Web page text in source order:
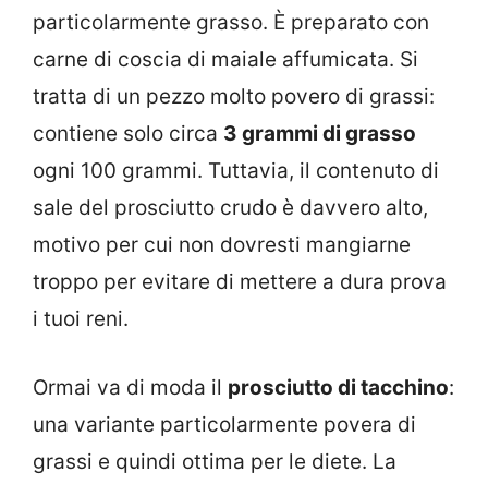
particolarmente grasso. È preparato con
carne di coscia di maiale affumicata. Si
tratta di un pezzo molto povero di grassi:
contiene solo circa 3 grammi di grasso
ogni 100 grammi. Tuttavia, il contenuto di
sale del prosciutto crudo è davvero alto,
motivo per cui non dovresti mangiarne
troppo per evitare di mettere a dura prova
i tuoi reni.
Ormai va di moda il prosciutto di tacchino:
una variante particolarmente povera di
grassi e quindi ottima per le diete. La